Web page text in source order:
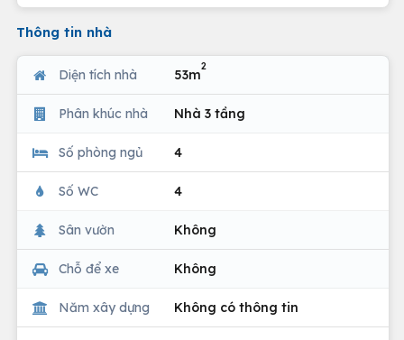
Thông tin nhà
Diện tích nhà 53m
2
Phân khúc nhà Nhà 3 tầng
Số phòng ngủ 4
Số WC 4
Sân vườn Không
Chỗ để xe Không
Năm xây dựng Không có thông tin